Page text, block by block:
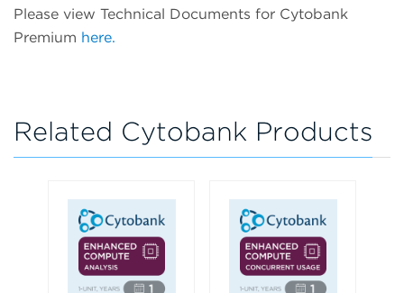
Please view Technical Documents for Cytobank
Premium here.
Related Cytobank Products